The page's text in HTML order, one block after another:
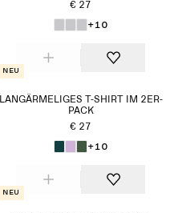
€ 27
+10
Neu
LANGÄRMELIGES T-SHIRT IM 2ER-
PACK
€ 27
+10
Neu